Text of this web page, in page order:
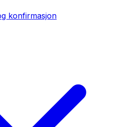
konfirmasjon